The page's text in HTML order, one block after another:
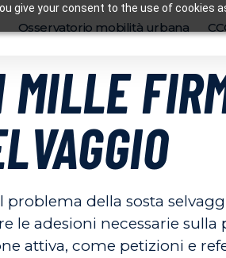
give your consent to the use of cookies
Osservatorio mobilità urbana
della sosta
le adesioni necessarie
attiva, come petizioni e